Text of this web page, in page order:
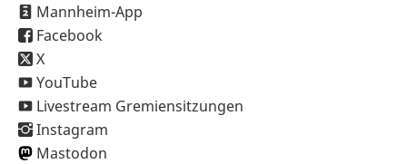
Mannheim-App
Facebook
X
YouTube
Livestream Gremiensitzungen
Instagram
Mastodon